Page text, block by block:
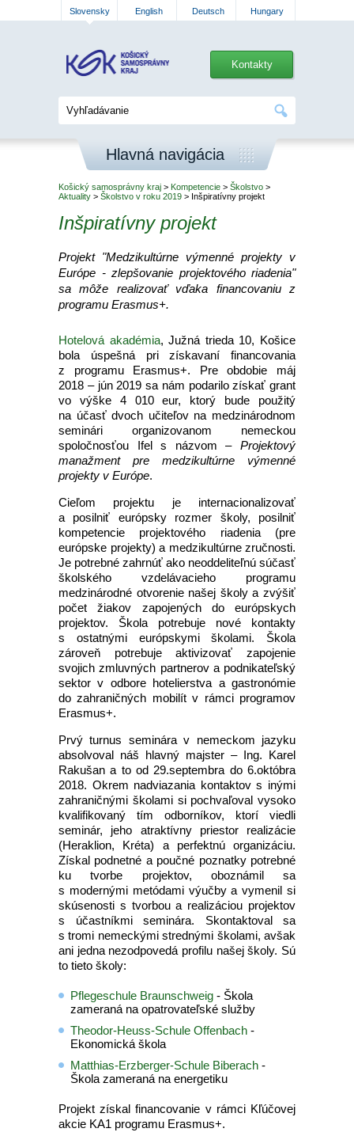
Slovensky English Deutsch Hungary
Kontakty
Hlavná navigácia
Košický samosprávny kraj > Kompetencie > Školstvo >
Aktuality > Školstvo v roku 2019 > Inšpiratívny projekt
Inšpiratívny projekt
Projekt "Medzikultúrne výmenné projekty v
Európe - zlepšovanie projektového riadenia"
sa môže realizovať vďaka financovaniu z
programu Erasmus+.
Hotelová akadémia, Južná trieda 10, Košice
bola úspešná pri získavaní financovania
z programu Erasmus+. Pre obdobie máj
2018 – jún 2019 sa nám podarilo získať grant
vo výške 4 010 eur, ktorý bude použitý
na účasť dvoch učiteľov na medzinárodnom
seminári organizovanom nemeckou
spoločnosťou Ifel s názvom – Projektový
manažment pre medzikultúrne výmenné
projekty v Európe.
Cieľom projektu je internacionalizovať
a posilniť európsky rozmer školy, posilniť
kompetencie projektového riadenia (pre
európske projekty) a medzikultúrne zručnosti.
Je potrebné zahrnúť ako neoddeliteľnú súčasť
školského vzdelávacieho programu
medzinárodné otvorenie našej školy a zvýšiť
počet žiakov zapojených do európskych
projektov. Škola potrebuje nové kontakty
s ostatnými európskymi školami. Škola
zároveň potrebuje aktivizovať zapojenie
svojich zmluvných partnerov a podnikateľský
sektor v odbore hotelierstva a gastronómie
do zahraničných mobilít v rámci programov
Erasmus+.
Prvý turnus seminára v nemeckom jazyku
absolvoval náš hlavný majster – Ing. Karel
Rakušan a to od 29.septembra do 6.októbra
2018. Okrem nadviazania kontaktov s inými
zahraničnými školami si pochvaľoval vysoko
kvalifikovaný tím odborníkov, ktorí viedli
seminár, jeho atraktívny priestor realizácie
(Heraklion, Kréta) a perfektnú organizáciu.
Získal podnetné a poučné poznatky potrebné
ku tvorbe projektov, oboznámil sa
s modernými metódami výučby a vymenil si
skúsenosti s tvorbou a realizáciou projektov
s účastníkmi seminára. Skontaktoval sa
s tromi nemeckými strednými školami, avšak
ani jedna nezodpovedá profilu našej školy. Sú
to tieto školy:
Pflegeschule Braunschweig - Škola
zameraná na opatrovateľské služby
Theodor-Heuss-Schule Offenbach -
Ekonomická škola
Matthias-Erzberger-Schule Biberach -
Škola zameraná na energetiku
Projekt získal financovanie v rámci Kľúčovej
akcie KA1 programu Erasmus+.